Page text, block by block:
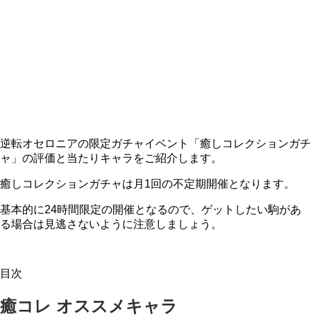
逆転オセロニアの限定ガチャイベント「癒しコレクションガチ
ャ」の評価と当たりキャラをご紹介します。
癒しコレクションガチャは月1回の不定期開催となります。
基本的に24時間限定の開催となるので、ゲットしたい駒があ
る場合は見逃さないように注意しましょう。
目次
癒コレ オススメキャラ